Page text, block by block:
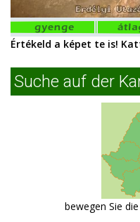
Értékeld a képet te is!
Suche auf der
bewegen Sie